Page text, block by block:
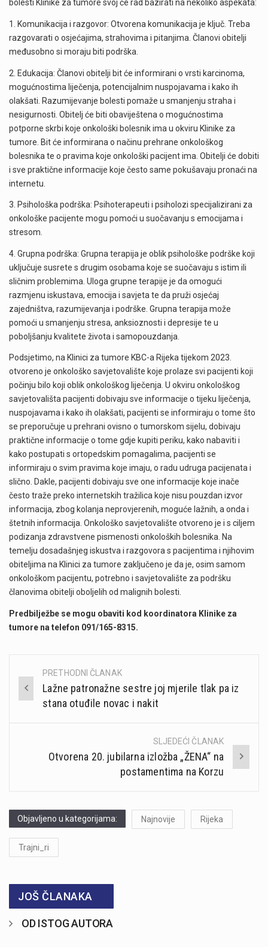
bolesti Klinike za tumore svoj će rad bazirati na nekoliko aspekata:
1. Komunikacija i razgovor: Otvorena komunikacija je ključ. Treba
razgovarati o osjećajima, strahovima i pitanjima. Članovi obitelji
međusobno si moraju biti podrška.
2. Edukacija: Članovi obitelji bit će informirani o vrsti karcinoma,
mogućnostima liječenja, potencijalnim nuspojavama i kako ih
olakšati. Razumijevanje bolesti pomaže u smanjenju straha i
nesigurnosti. Obitelj će biti obaviještena o mogućnostima
potporne skrbi koje onkološki bolesnik ima u okviru Klinike za
tumore. Bit će informirana o načinu prehrane onkološkog
bolesnika te o pravima koje onkološki pacijent ima. Obitelji će dobiti
i sve praktične informacije koje često same pokušavaju pronaći na
internetu.
3. Psihološka podrška: Psihoterapeuti i psiholozi specijalizirani za
onkološke pacijente mogu pomoći u suočavanju s emocijama i
stresom.
4. Grupna podrška: Grupna terapija je oblik psihološke podrške koji
uključuje susrete s drugim osobama koje se suočavaju s istim ili
sličnim problemima. Uloga grupne terapije je da omogući
razmjenu iskustava, emocija i savjeta te da pruži osjećaj
zajedništva, razumijevanja i podrške. Grupna terapija može
pomoći u smanjenju stresa, anksioznosti i depresije te u
poboljšanju kvalitete života i samopouzdanja.
Podsjetimo, na Klinici za tumore KBC-a Rijeka tijekom 2023.
otvoreno je onkološko savjetovalište koje prolaze svi pacijenti koji
počinju bilo koji oblik onkološkog liječenja. U okviru onkološkog
savjetovališta pacijenti dobivaju sve informacije o tijeku liječenja,
nuspojavama i kako ih olakšati, pacijenti se informiraju o tome što
se preporučuje u prehrani ovisno o tumorskom sijelu, dobivaju
praktične informacije o tome gdje kupiti periku, kako nabaviti i
kako postupati s ortopedskim pomagalima, pacijenti se
informiraju o svim pravima koje imaju, o radu udruga pacijenata i
slično. Dakle, pacijenti dobivaju sve one informacije koje inače
često traže preko internetskih tražilica koje nisu pouzdan izvor
informacija, zbog kolanja neprovjerenih, moguće lažnih, a onda i
štetnih informacija. Onkološko savjetovalište otvoreno je i s ciljem
podizanja zdravstvene pismenosti onkoloških bolesnika. Na
temelju dosadašnjeg iskustva i razgovora s pacijentima i njihovim
obiteljima na Klinici za tumore zaključeno je da je, osim samom
onkološkom pacijentu, potrebno i savjetovalište za podršku
članovima obitelji oboljelih od malignih bolesti.
Predbilježbe se mogu obaviti kod koordinatora Klinike za
tumore na telefon 091/165-8315.
Post
navigation
PRETHODNI ČLANAK
Lažne patronažne sestre joj mjerile tlak pa iz
stana otuđile novac i nakit
SLJEDEĆI ČLANAK
Otvorena 20. jubilarna izložba „ŽENA“ na
postamentima na Korzu
Objavljeno u kategorijama: Najnovije Rijeka
Trajni_ri
JOŠ ČLANAKA
OD ISTOG AUTORA